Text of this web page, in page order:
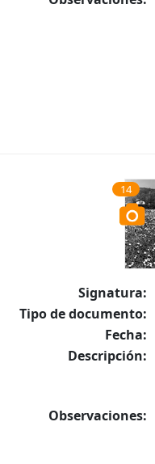
14
Signatura:
Tipo de documento:
Fecha:
Descripción:
Observaciones: